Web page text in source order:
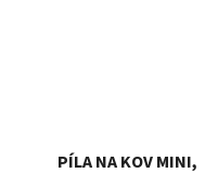
PÍLA NA KOV MINI,